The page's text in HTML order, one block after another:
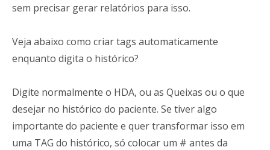
sem precisar gerar relatórios para isso.
Veja abaixo como criar tags automaticamente
enquanto digita o histórico?
Digite normalmente o HDA, ou as Queixas ou o que
desejar no histórico do paciente. Se tiver algo
importante do paciente e quer transformar isso em
uma TAG do histórico, só colocar um # antes da